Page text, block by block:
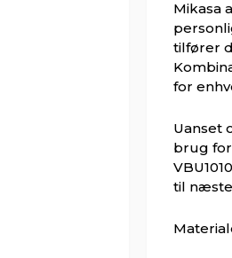
Mikasa
tilfører
for
Uanset
brug
til næste